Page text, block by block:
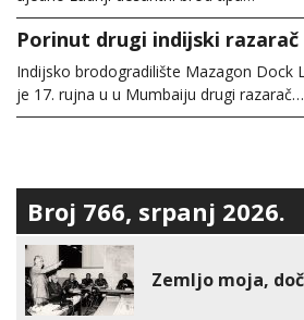
Porinut drugi indijski razarač
Indijsko brodogradilište Mazagon Dock
je 17. rujna u u Mumbaiju drugi razarač…
Broj 766, srpanj 2026.
Zemljo moja,